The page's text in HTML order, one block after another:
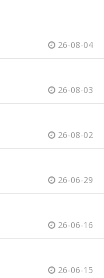
26-08-04
26-08-03
26-08-02
26-06-29
26-06-16
26-06-15